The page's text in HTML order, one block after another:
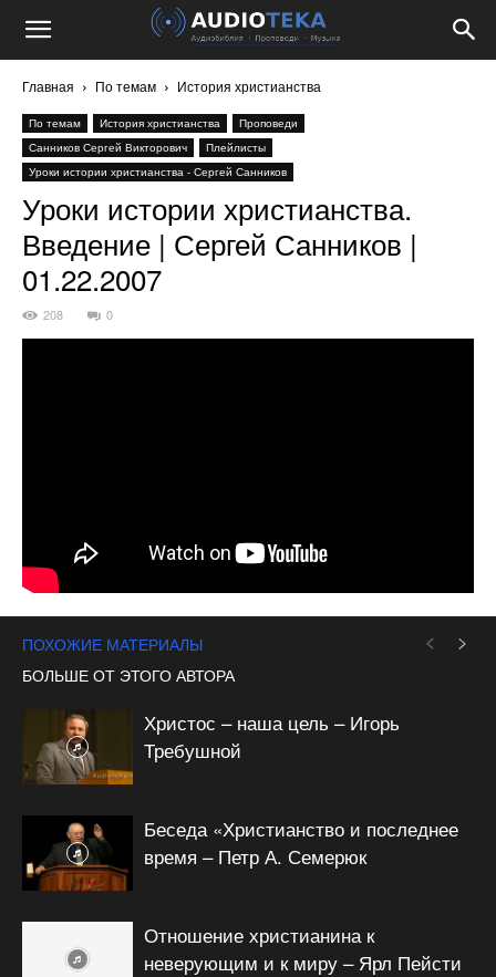
Главная По темам История христианства
По темам История христианства
Проповеди
Санников Сергей Викторович
Плейлисты
Уроки истории христианства - Сергей Санников
Уроки истории христианства.
Введение | Сергей Санников |
01.22.2007
208 0
ПОХОЖИЕ МАТЕРИАЛЫ
БОЛЬШЕ ОТ ЭТОГО АВТОРА
Христос – наша цель – Игорь
Требушной
Беседа «Христианство и последнее
время – Петр А. Семерюк
Отношение христианина к
неверующим и к миру – Ярл Пейсти